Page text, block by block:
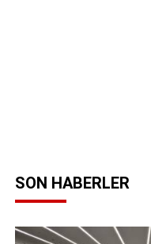
SON HABERLER